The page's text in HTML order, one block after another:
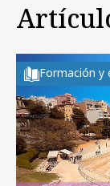
Formación y